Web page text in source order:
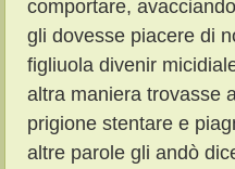
comportare,
gli dovesse piacere di
figliuola divenir
altra maniera trovasse
prigione stentare e
altre parole gli andò